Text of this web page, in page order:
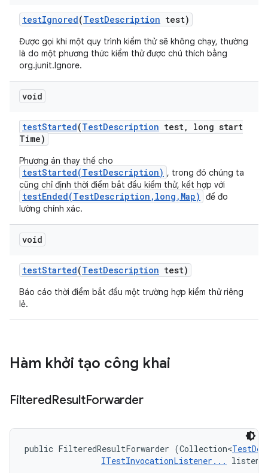
testIgnored(TestDescription test)
Được gọi khi một quy trình kiểm thử sẽ không chạy, thường
là do một phương thức kiểm thử được chú thích bằng
org.junit.Ignore.
void
testStarted(TestDescription test,
long start
Time)
Phương án thay thế cho
testStarted(TestDescription) , trong đó chúng ta
cũng chỉ định thời điểm bắt đầu kiểm thử, kết hợp với
testEnded(TestDescription,long,Map)
để đo
lường chính xác.
void
testStarted(TestDescription test)
Báo cáo thời điểm bắt đầu một trường hợp kiểm thử riêng
lẻ.
Hàm khởi tạo công khai
FilteredResultForwarder
public FilteredResultForwarder (Collection<
ITestInvocationListener...